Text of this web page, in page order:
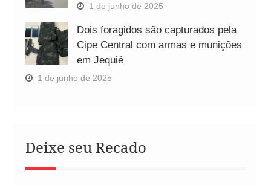
1 de junho de 2025
Dois foragidos são capturados pela
Cipe Central com armas e munições
em Jequié
1 de junho de 2025
Deixe seu Recado